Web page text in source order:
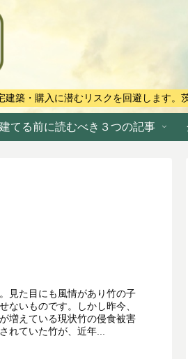
築・購入に潜むリスクを回避します。
建てる前に読むべき３つの記事
見た目にも風情があり竹の子
ないものです。しかし昨今、
増えている現状竹の侵食被害
れていた竹が、近年...